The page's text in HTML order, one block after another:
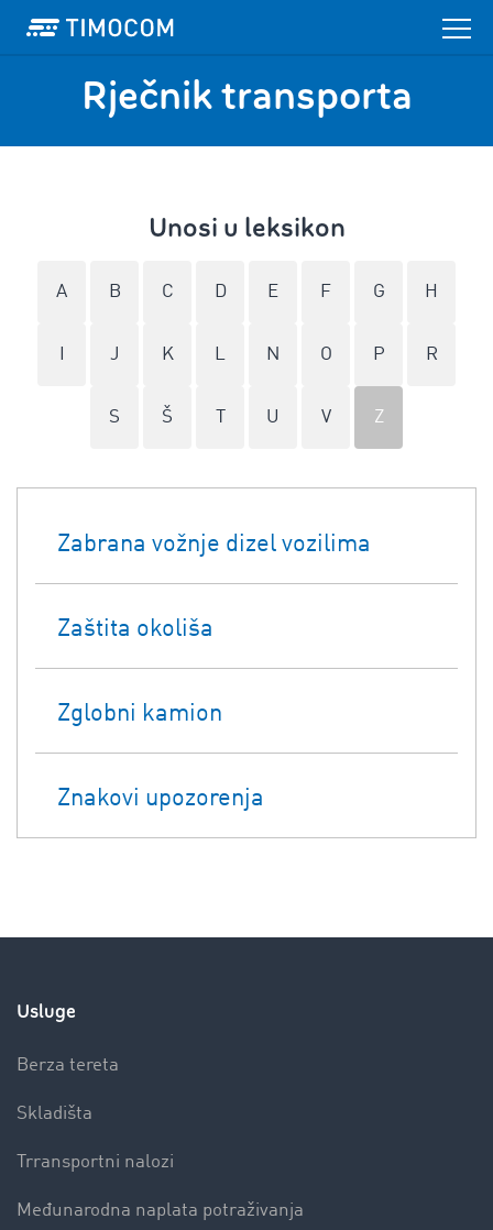
Rječnik transporta
Unosi u leksikon
A B C D E F G H
J K L N O P R
S Š U V Z
Zabrana vožnje dizel vozilima
Zaštita okoliša
Zglobni kamion
Znakovi upozorenja
Usluge
Berza tereta
Skladišta
Trransportni nalozi
Međunarodna naplata potraživanja